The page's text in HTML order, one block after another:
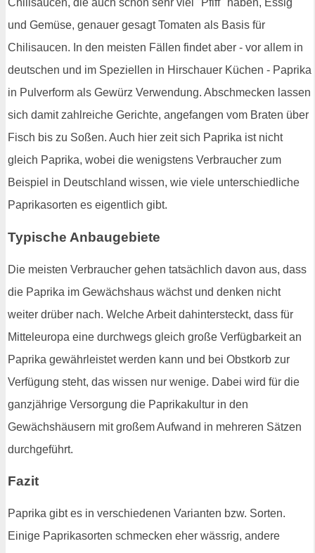
Chilisaucen, die auch schon sehr viel "Pfiff" haben, Essig
und Gemüse, genauer gesagt Tomaten als Basis für
Chilisaucen. In den meisten Fällen findet aber - vor allem in
deutschen und im Speziellen in Hirschauer Küchen - Paprika
in Pulverform als Gewürz Verwendung. Abschmecken lassen
sich damit zahlreiche Gerichte, angefangen vom Braten über
Fisch bis zu Soßen. Auch hier zeit sich Paprika ist nicht
gleich Paprika, wobei die wenigstens Verbraucher zum
Beispiel in Deutschland wissen, wie viele unterschiedliche
Paprikasorten es eigentlich gibt.
Typische Anbaugebiete
Die meisten Verbraucher gehen tatsächlich davon aus, dass
die Paprika im Gewächshaus wächst und denken nicht
weiter drüber nach. Welche Arbeit dahintersteckt, dass für
Mitteleuropa eine durchwegs gleich große Verfügbarkeit an
Paprika gewährleistet werden kann und bei Obstkorb zur
Verfügung steht, das wissen nur wenige. Dabei wird für die
ganzjährige Versorgung die Paprikakultur in den
Gewächshäusern mit großem Aufwand in mehreren Sätzen
durchgeführt.
Fazit
Paprika gibt es in verschiedenen Varianten bzw. Sorten.
Einige Paprikasorten schmecken eher wässrig, andere